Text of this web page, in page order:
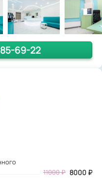
69-22
11000₽ 8000 ₽